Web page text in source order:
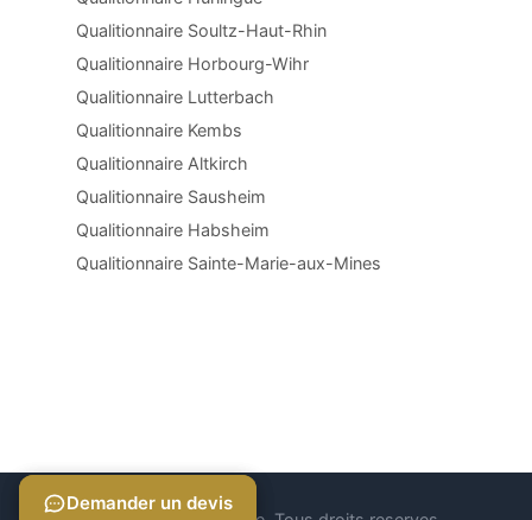
Qualitionnaire Soultz-Haut-Rhin
Qualitionnaire Horbourg-Wihr
Qualitionnaire Lutterbach
Qualitionnaire Kembs
Qualitionnaire Altkirch
Qualitionnaire Sausheim
Qualitionnaire Habsheim
Qualitionnaire Sainte-Marie-aux-Mines
Demander un devis
Demander un devis